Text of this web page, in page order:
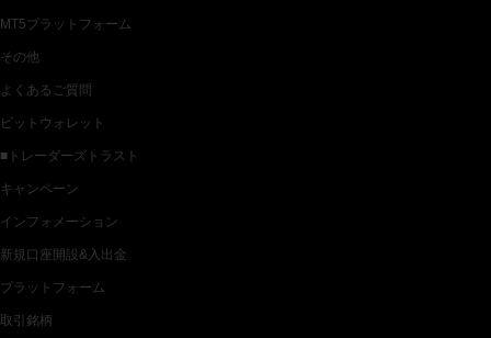
MT5プラットフォーム
その他
よくあるご質問
ビットウォレット
■トレーダーズトラスト
キャンペーン
インフォメーション
新規口座開設&入出金
プラットフォーム
取引銘柄